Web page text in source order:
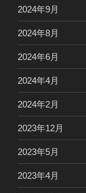
2024年9月
2024年8月
2024年6月
2024年4月
2024年2月
2023年12月
2023年5月
2023年4月